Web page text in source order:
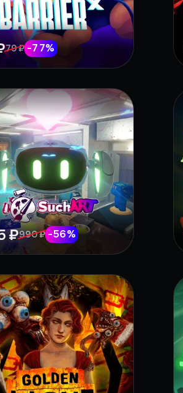
79 ₽ -77%
₽990 ₽ -56%